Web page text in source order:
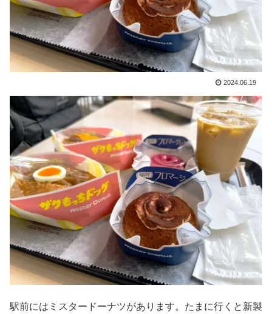
2024.06.19
駅前にはミスタードーナツがあります。たまに行くと新製